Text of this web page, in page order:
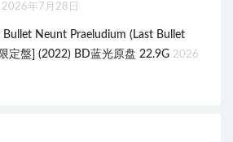
2026年7月28日
Neunt Praeludium (Last Bullet
定盤] (2022) BD蓝光原盘 22.9G 2026